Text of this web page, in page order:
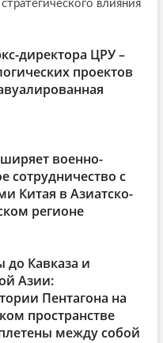
влияния
директора ЦРУ –
проектов
военно-
сотрудничество с
Китая в Азиатско-
регионе
до Кавказа и
Азии:
Пентагона на
пространстве
между собой